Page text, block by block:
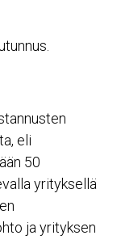
eli
50
yrityksellä
ja yrityksen